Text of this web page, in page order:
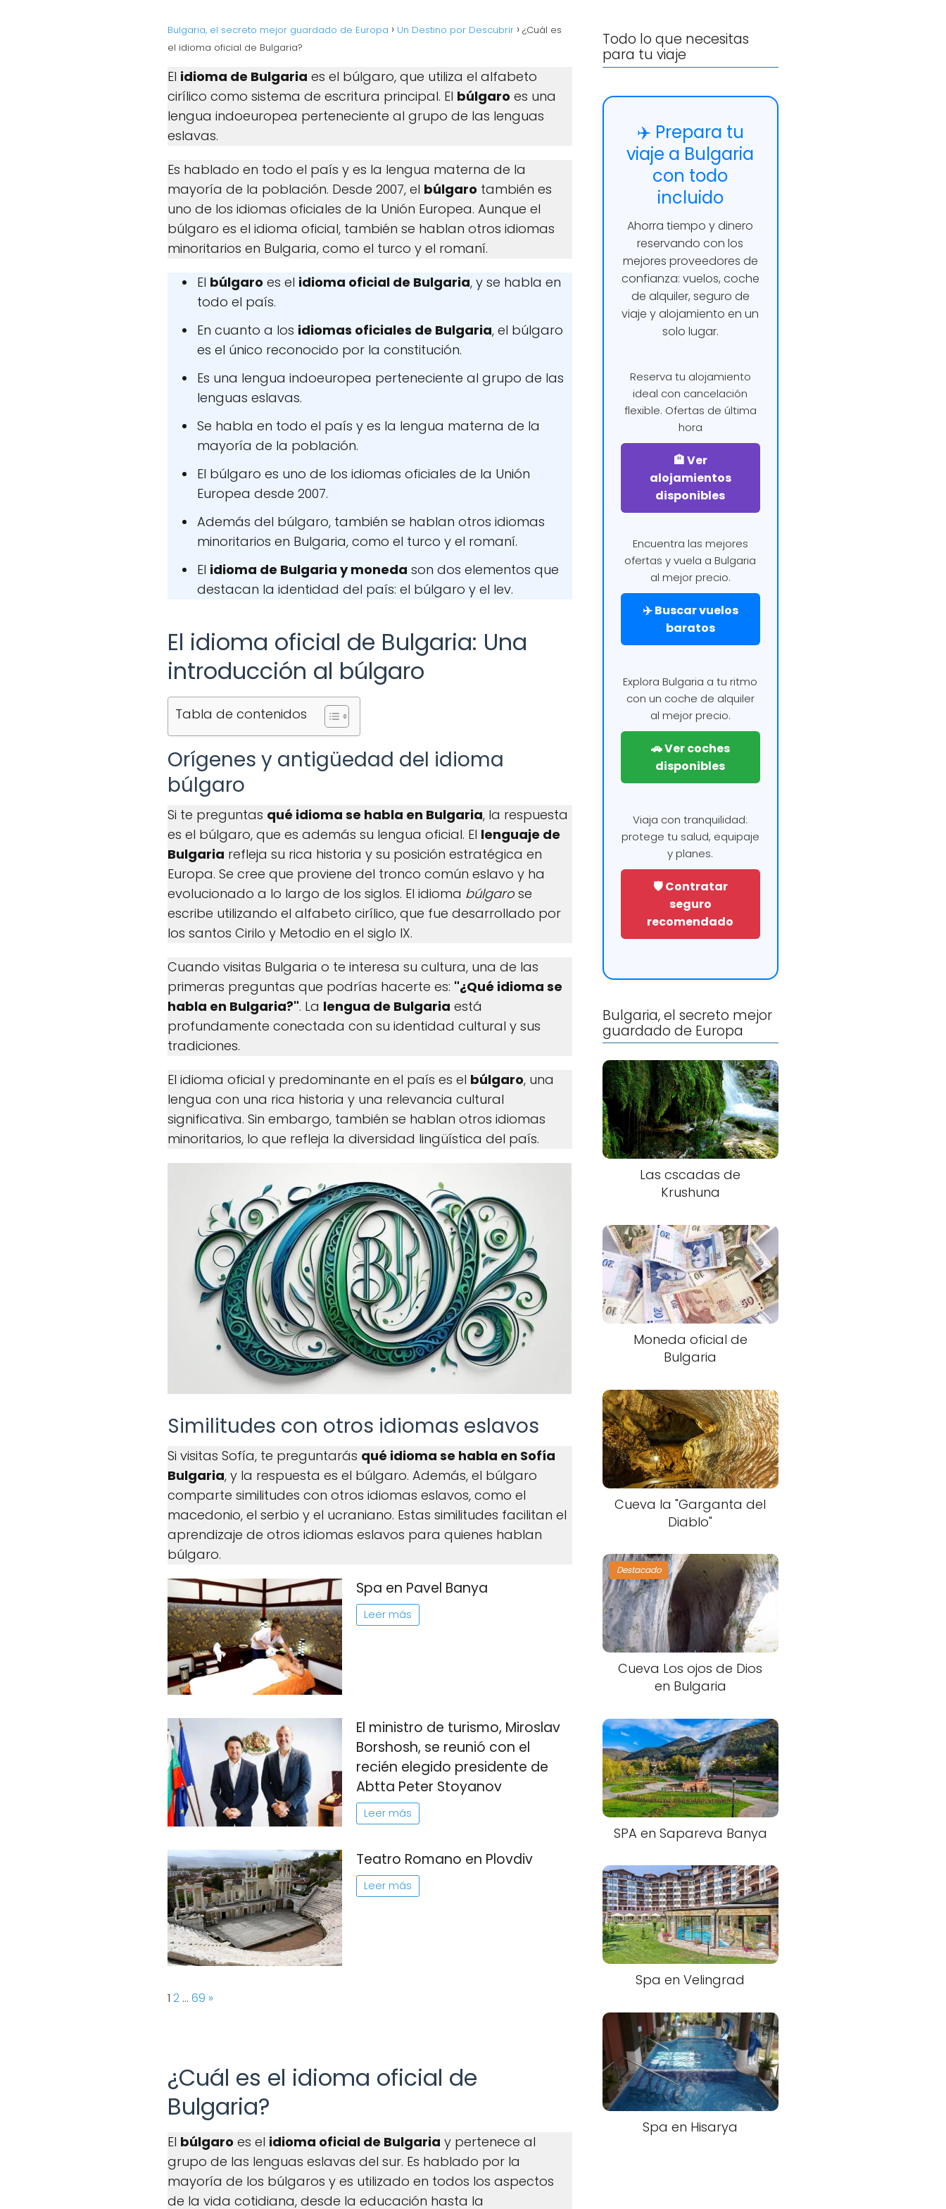
Bulgaria, el secreto mejor guardado de Europa Un Destino por Descubrir
¿Cuál es
el idioma oficial de Bulgaria?
El idioma de Bulgaria es el búlgaro, que utiliza el alfabeto
cirílico como sistema de escritura principal. El búlgaro es una
lengua indoeuropea perteneciente al grupo de las lenguas
eslavas.
Es hablado en todo el país y es la lengua materna de la
mayoría de la población. Desde 2007, el búlgaro también es
uno de los idiomas oficiales de la Unión Europea. Aunque el
búlgaro es el idioma oficial, también se hablan otros idiomas
minoritarios en Bulgaria, como el turco y el romaní.
El búlgaro es el idioma oficial de Bulgaria, y se habla en
todo el país.
En cuanto a los idiomas oficiales de Bulgaria, el búlgaro
es el único reconocido por la constitución.
Es una lengua indoeuropea perteneciente al grupo de las
lenguas eslavas.
Se habla en todo el país y es la lengua materna de la
mayoría de la población.
El búlgaro es uno de los idiomas oficiales de la Unión
Europea desde 2007.
Además del búlgaro, también se hablan otros idiomas
minoritarios en Bulgaria, como el turco y el romaní.
El idioma de Bulgaria y moneda son dos elementos que
destacan la identidad del país: el búlgaro y el lev.
El idioma oficial de Bulgaria: Una
introducción al búlgaro
Tabla de contenidos
Orígenes y antigüedad del idioma
búlgaro
Si te preguntas qué idioma se habla en Bulgaria, la respuesta
es el búlgaro, que es además su lengua oficial. El lenguaje de
Bulgaria refleja su rica historia y su posición estratégica en
Europa. Se cree que proviene del tronco común eslavo y ha
evolucionado a lo largo de los siglos. El idioma búlgaro se
escribe utilizando el alfabeto cirílico, que fue desarrollado por
los santos Cirilo y Metodio en el siglo IX.
Cuando visitas Bulgaria o te interesa su cultura, una de las
primeras preguntas que podrías hacerte es: "¿Qué idioma se
habla en Bulgaria?". La lengua de Bulgaria está
profundamente conectada con su identidad cultural y sus
tradiciones.
El idioma oficial y predominante en el país es el búlgaro, una
lengua con una rica historia y una relevancia cultural
significativa. Sin embargo, también se hablan otros idiomas
minoritarios, lo que refleja la diversidad lingüística del país.
Similitudes con otros idiomas eslavos
Si visitas Sofía, te preguntarás qué idioma se habla en Sofía
Bulgaria, y la respuesta es el búlgaro. Además, el búlgaro
comparte similitudes con otros idiomas eslavos, como el
macedonio, el serbio y el ucraniano. Estas similitudes facilitan el
aprendizaje de otros idiomas eslavos para quienes hablan
búlgaro.
Spa en Pavel Banya
Leer más
El ministro de turismo, Miroslav
Borshosh, se reunió con el
recién elegido presidente de
Abtta Peter Stoyanov
Leer más
Teatro Romano en Plovdiv
Leer más
Page:
1 2 … 69 Next
»
¿Cuál es el idioma oficial de
Bulgaria?
El búlgaro es el idioma oficial de Bulgaria y pertenece al
grupo de las lenguas eslavas del sur. Es hablado por la
mayoría de los búlgaros y es utilizado en todos los aspectos
de la vida cotidiana, desde la educación hasta la
Todo lo que necesitas
para tu viaje
✈️ Prepara tu
viaje a Bulgaria
con todo
incluido
Ahorra tiempo y dinero
reservando con los
mejores proveedores de
confianza: vuelos, coche
de alquiler, seguro de
viaje y alojamiento en un
solo lugar.
Reserva tu alojamiento
ideal con cancelación
flexible. Ofertas de última
hora
🏨 Ver
alojamientos
disponibles
Encuentra las mejores
ofertas y vuela a Bulgaria
al mejor precio.
✈️ Buscar vuelos
baratos
Explora Bulgaria a tu ritmo
con un coche de alquiler
al mejor precio.
🚗 Ver coches
disponibles
Viaja con tranquilidad:
protege tu salud, equipaje
y planes.
🛡️ Contratar
seguro
recomendado
Bulgaria, el secreto mejor
guardado de Europa
Las cscadas de
Krushuna
Moneda oficial de
Bulgaria
Cueva la "Garganta del
Diablo"
Destacado
Cueva Los ojos de Dios
en Bulgaria
SPA en Sapareva Banya
Spa en Velingrad
Spa en Hisarya